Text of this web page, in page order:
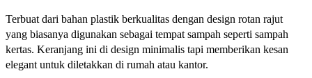
Terbuat dari bahan plastik berkualitas dengan design rotan rajut
yang biasanya digunakan sebagai tempat sampah seperti sampah
kertas. Keranjang ini di design minimalis tapi memberikan kesan
elegant untuk diletakkan di rumah atau kantor.